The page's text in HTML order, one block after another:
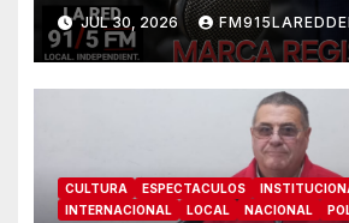
JUL 30, 2026
CULTURA ESPECTACULOS
INTERNACIONAL
LOCAL NACIONAL